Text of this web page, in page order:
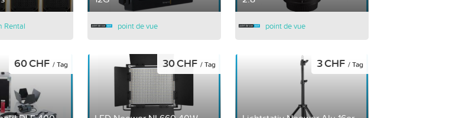
Rental point de vue point de vue
60 CHF / Tag 30 CHF / Tag 3 CHF / Tag